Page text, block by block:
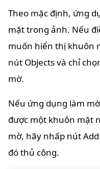
Theo mặc định, ứng
mặt trong ảnh. Nếu
muốn hiển thị khuôn
nút Objects và chỉ
mờ.
Nếu ứng dụng làm
được một khuôn mặt
mờ, hãy nhấp nút
đó thủ công.